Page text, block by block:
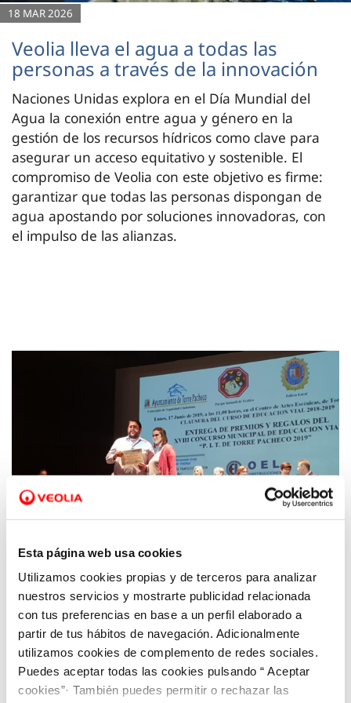
Esta página web usa cookies
Utilizamos cookies propias y de terceros para analizar
nuestros servicios y mostrarte publicidad relacionada
con tus preferencias en base a un perfil elaborado a
partir de tus hábitos de navegación. Adicionalmente
utilizamos cookies de complemento de redes sociales.
Puedes aceptar todas las cookies pulsando “ Aceptar
cookies”· También puedes permitir o rechazar las
18 MAR 2026
Veolia lleva el agua a todas las
personas a través de la innovación
Naciones Unidas explora en el Día Mundial del
Agua la conexión entre agua y género en la
gestión de los recursos hídricos como clave para
asegurar un acceso equitativo y sostenible. El
compromiso de Veolia con este objetivo es firme:
garantizar que todas las personas dispongan de
agua apostando por soluciones innovadoras, con
el impulso de las alianzas.
14 JUN 2019
Entrega de premios a los ganadores del
XVIII concurso de Educación Vial de Torre
Pacheco